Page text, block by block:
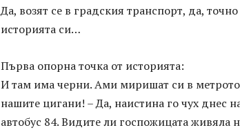
Да, возят се в градския транспорт, да,
историята си…
Първа опорна точка от историята:
И там има черни. Ами миришат си в
нашите цигани! – Да, наистина го чух днес
автобус 84. Видите ли госпожицата живяла